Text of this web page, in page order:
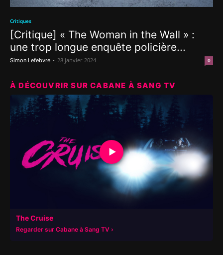
Critiques
[Critique] « The Woman in the Wall » :
une trop longue enquête policière...
Simon Lefebvre - 28 janvier 2024 0
À DÉCOUVRIR SUR CABANE À SANG TV
▶
The Cruise
Regarder sur Cabane à Sang TV